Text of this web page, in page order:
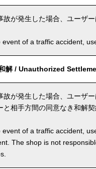
故が発生した場合、ユーザ
event of a traffic accident,
解 / Unauthorized
故が発生した場合、ユーザ
と相手方間の同意なき和解
event of a traffic accident,
The shop is not